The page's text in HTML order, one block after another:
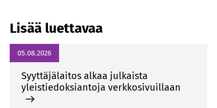
Lisää luettavaa
05.08.2026
Syyttäjälaitos alkaa julkaista
yleistiedoksiantoja verkkosivuillaan